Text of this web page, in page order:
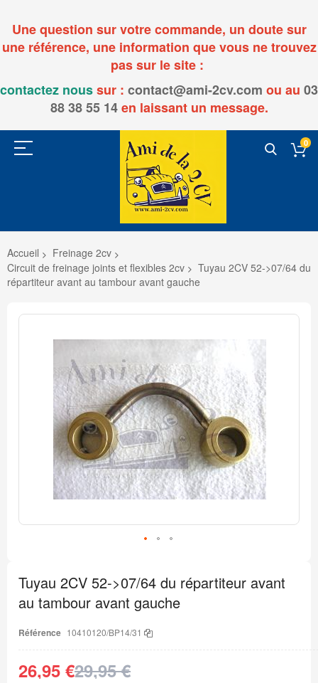
Une question sur votre commande, un doute sur
une référence, une information que vous ne trouvez
pas sur le site :
contactez noussur : contact@ami-2cv.com ou au 03
88 38 55 14en laissant un message.
0
Accueil
Freinage 2cv
Circuit de freinage joints et flexibles 2cv
Tuyau 2CV 52->07/64 du
répartiteur avant au tambour avant gauche
Passer
début
de
la
d’images
Tuyau 2CV 52->07/64 du répartiteur avant
au tambour avant gauche
Référence 10410120/BP14/31
26,95 €29,95 €